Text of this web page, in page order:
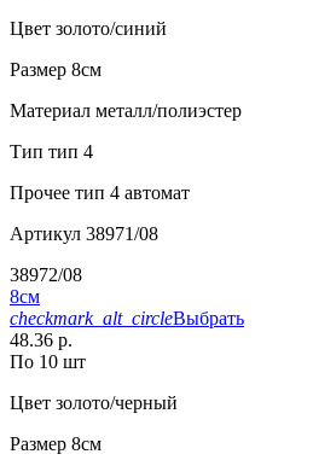
Цвет золото/синий
Размер 8см
Материал металл/полиэстер
Тип тип 4
Прочее тип 4 автомат
Артикул 38971/08
38972/08
8см
checkmark_alt_circleВыбрать
48.36 р.
По 10 шт
Цвет золото/черный
Размер 8см